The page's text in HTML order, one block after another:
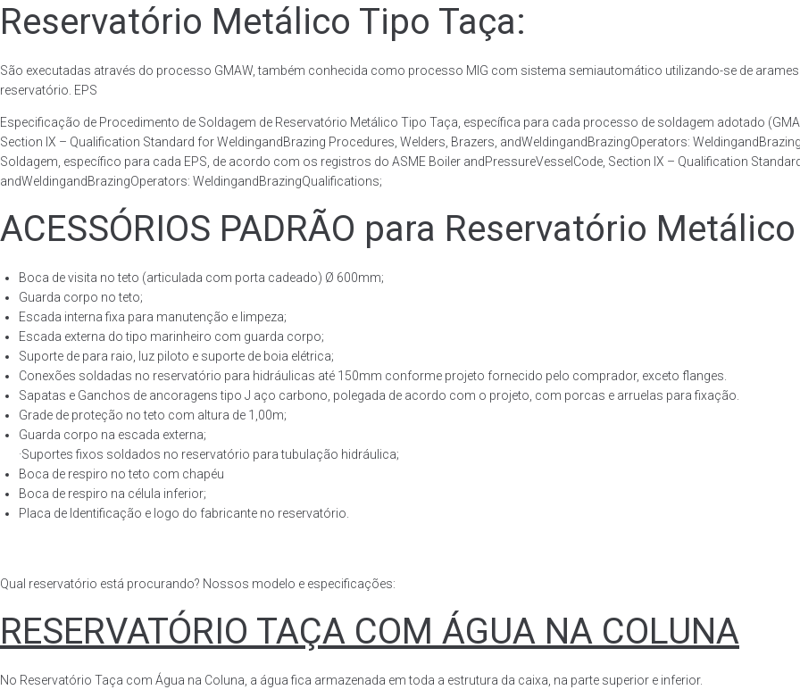
Reservatório Metálico Tipo Taça:
São executadas através do processo GMAW, também conhecida como processo MIG com sistema semiautomático utilizando-se de
reservatório. EPS
Especificação de Procedimento de Soldagem de Reservatório Metálico Tipo Taça, específica para cada processo de soldagem adotado
Section IX – Qualification Standard for WeldingandBrazing Procedures, Welders, Brazers, andWeldingandBrazingOperators:
Soldagem, específico para cada EPS, de acordo com os registros do ASME Boiler andPressureVesselCode, Section IX – Qualification
andWeldingandBrazingOperators: WeldingandBrazingQualifications;
ACESSÓRIOS PADRÃO para Reservatório
Boca de visita no teto (articulada com porta cadeado) Ø 600mm;
Guarda corpo no teto;
Escada interna fixa para manutenção e limpeza;
Escada externa do tipo marinheiro com guarda corpo;
Suporte de para raio, luz piloto e suporte de boia elétrica;
Conexões soldadas no reservatório para hidráulicas até 150mm conforme projeto fornecido pelo comprador, exceto flanges.
Sapatas e Ganchos de ancoragens tipo J aço carbono, polegada de acordo com o projeto, com porcas e arruelas para fixação.
Grade de proteção no teto com altura de 1,00m;
Guarda corpo na escada externa;
·Suportes fixos soldados no reservatório para tubulação hidráulica;
Boca de respiro no teto com chapéu
Boca de respiro na célula inferior;
Placa de Identificação e logo do fabricante no reservatório.
Qual reservatório está procurando? Nossos modelo e especificações:
RESERVATÓRIO TAÇA COM ÁGUA NA COLUNA
No Reservatório Taça com Água na Coluna, a água fica armazenada em toda a estrutura da caixa, na parte superior e inferior.